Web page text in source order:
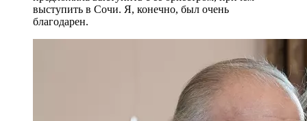
выступить в Сочи. Я, конечно, был очень
благодарен.